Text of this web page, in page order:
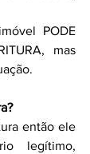
PODE
mas
então ele
legítimo,